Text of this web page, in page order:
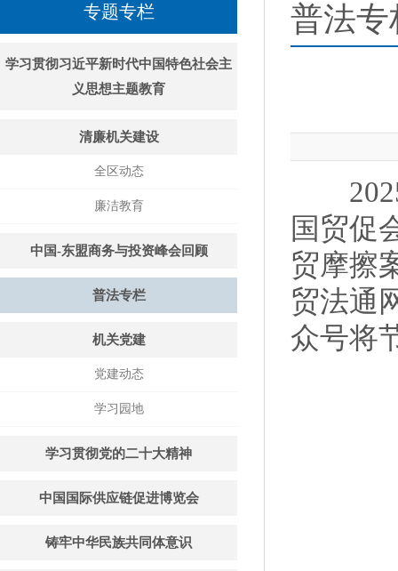
专题专栏
学习贯彻习近平新时代中国特色社会主
义思想主题教育
清廉机关建设
全区动态
廉洁教育
中国-东盟商务与投资峰会回顾
普法专栏
机关党建
党建动态
学习园地
学习贯彻党的二十大精神
中国国际供应链促进博览会
铸牢中华民族共同体意识
普法专
2025
国贸促
贸摩擦
贸法通
众号将